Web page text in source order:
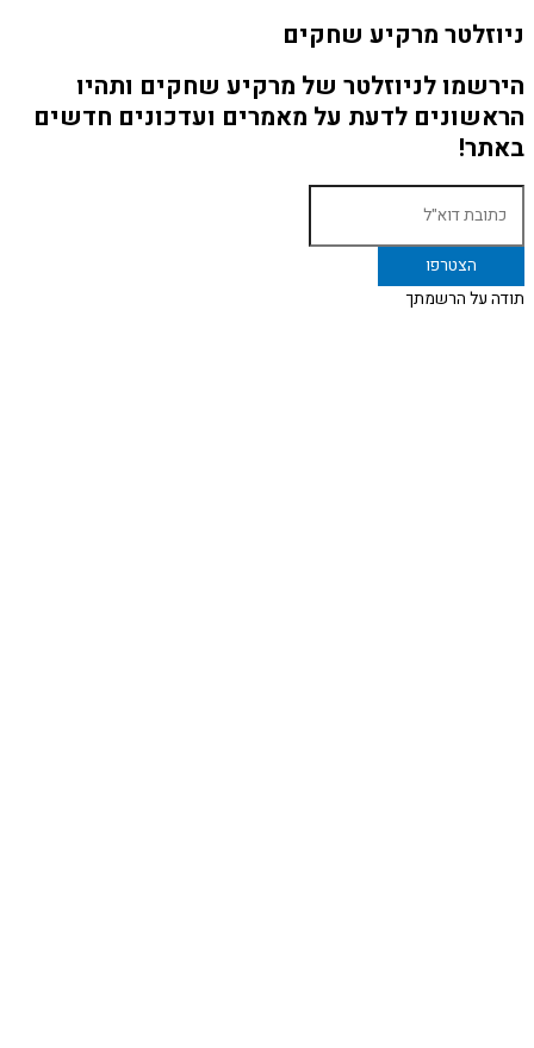
ניוזלטר מרקיע שחקים
הירשמו לניוזלטר של מרקיע שחקים ותהיו
הראשונים לדעת על מאמרים ועדכונים חדשים
באתר!
תודה על הרשמתך